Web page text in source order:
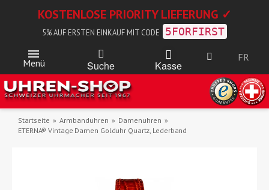
KOSTENLOSE PRIORITY LIEFERUNG ✓
5% AUF ERSTEN EINKAUF MIT CODE 5FORFIRST
Menü Suche Kasse
FR
Startseite Armbanduhren
Damenuhren
ETERNA® Vintage Damen Golduhr Quartz, Lederband